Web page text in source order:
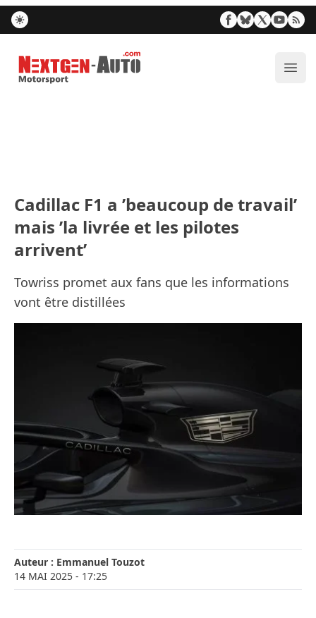
Nextgen-Auto.com
Cadillac F1 a ’beaucoup de travail’
mais ’la livrée et les pilotes
arrivent’
Towriss promet aux fans que les informations
vont être distillées
Auteur : Emmanuel Touzot
14 MAI 2025 - 17:25